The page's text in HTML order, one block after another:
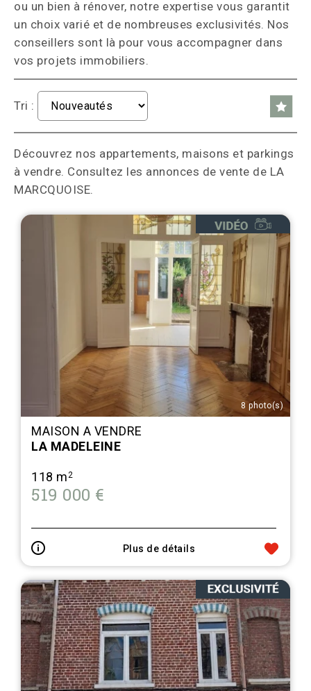
ou un bien à rénover, notre expertise vous garantit
un choix varié et de nombreuses exclusivités. Nos
conseillers sont là pour vous accompagner dans
vos projets immobiliers.
Tri :
Découvrez nos appartements, maisons et parkings
à vendre. Consultez les annonces de vente de LA
MARCQUOISE.
8 photo(s)
MAISON A VENDRE
LA MADELEINE
118 m2
519 000 €
Plus de détails